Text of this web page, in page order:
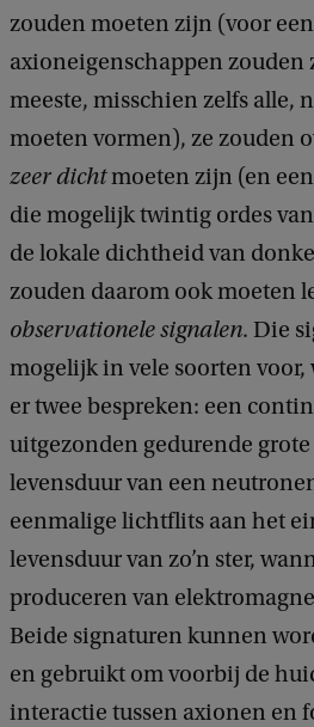
zouden moeten zijn (voor
axioneigenschappen zouden
meeste, misschien zelfs alle,
moeten vormen), ze zouden
zeer dichtmoeten zijn (en
die mogelijk twintig ordes
de lokale dichtheid van
zouden daarom ook moeten
observationele signalen. Die
mogelijk in vele soorten voor,
er twee bespreken: een
uitgezonden gedurende grote
levensduur van een
eenmalige lichtflits aan het
levensduur van zo’n ster,
produceren van
Beide signaturen kunnen
en gebruikt om voorbij de
interactie tussen axionen en